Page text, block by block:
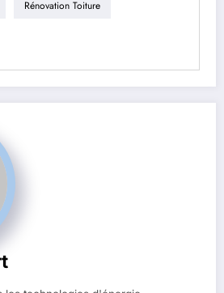
Rénovation Toiture